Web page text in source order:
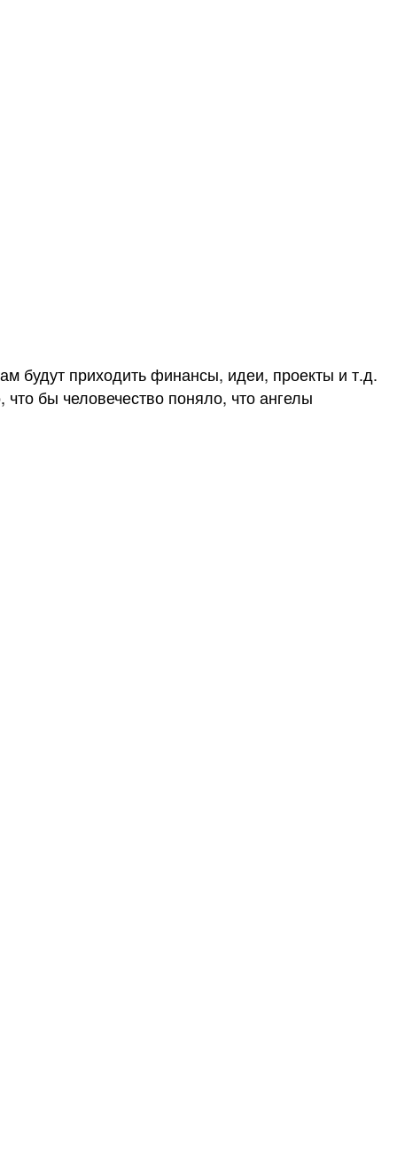
будут приходить финансы, идеи, проекты и т.д.
бы человечество поняло, что ангелы